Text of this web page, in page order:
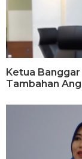
Ketua Banggar
Tambahan